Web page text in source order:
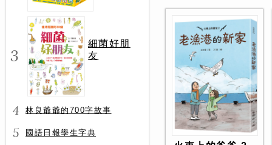
3
細菌好朋
友
4 林良爺爺的700字故事
5 國語日報學生字典